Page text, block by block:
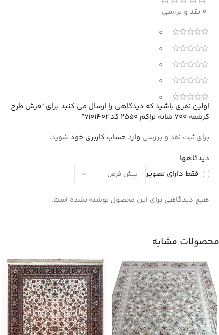
0 نقد و بررسی
0
0
0
0
0
دیدگاهها
فقط دارای تصویر
هیچ دیدگاهی برای این محصول نوشته نشده است.
اولین نفری باشید که دیدگاهی را ارسال می کنید برای “فرش طرح
کرشمه 700 شانه تراکم 2550 کد 7101402”
برای ثبت نقد و بررسی وارد حساب کاربری خود شوید.
محصولات مشابه